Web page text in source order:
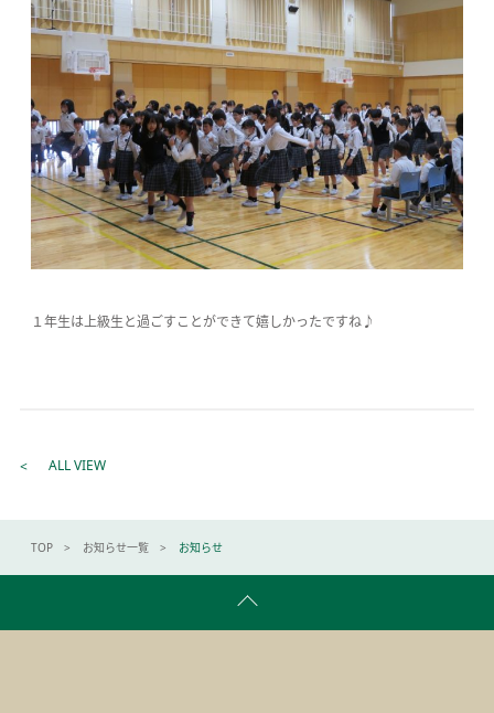
１年生は上級生と過ごすことができて嬉しかったですね♪
ALL VIEW
TOP お知らせ一覧 お知らせ